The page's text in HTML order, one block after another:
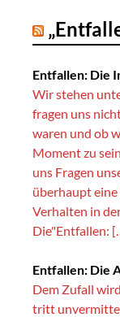
Entfallen: Die
Wir stehen
fragen uns
waren und ob
Moment zu
uns Fragen
überhaupt
Verhalten in
Die"Entfallen:
Entfallen: Die
Dem Zufall
tritt